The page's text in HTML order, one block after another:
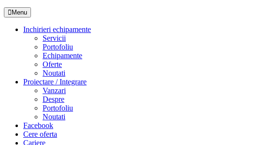
Menu
Inchirieri echipamente
Servicii
Portofoliu
Echipamente
Oferte
Noutati
Proiectare / Integrare
Vanzari
Despre
Portofoliu
Noutati
Facebook
Cere oferta
Cariere